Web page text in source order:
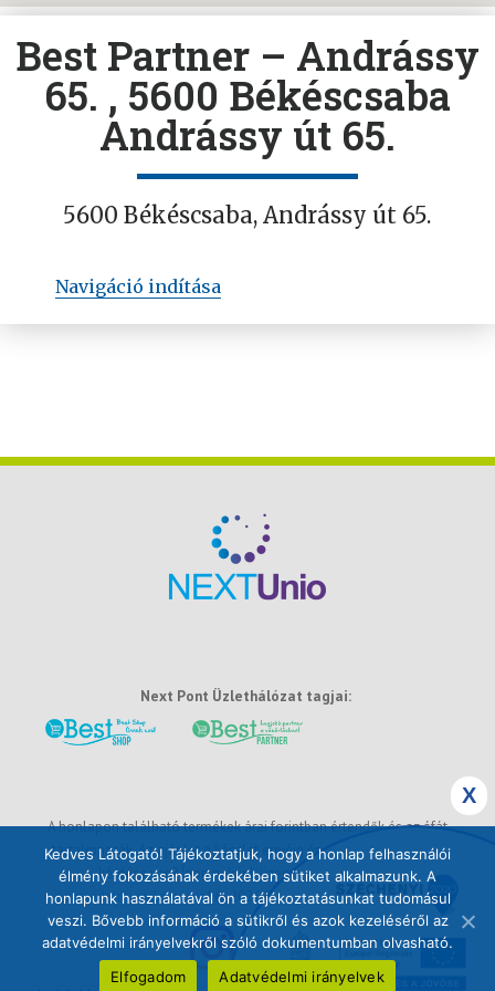
Best Partner – Andrássy
65. , 5600 Békéscsaba
Andrássy út 65.
5600 Békéscsaba, Andrássy út 65.
Navigáció indítása
Next Pont Üzlethálózat tagjai:
A honlapon található termékek árai forintban értendők és az áfát
tartalmazzák. Az ajánlat a készlet erejéig érvényes. Észrevétele,
kérdése van? Írjon nekünk üzenetet,ide kattintva.
Adatvédelmi nyilatkozat| © 2026 Next Unio Magyarország Kft.
Kedves Látogató! Tájékoztatjuk, hogy a honlap felhasználói
élmény fokozásának érdekében sütiket alkalmazunk. A
honlapunk használatával ön a tájékoztatásunkat tudomásul
veszi. Bővebb információ a sütikről és azok kezeléséről az
adatvédelmi irányelvekről szóló dokumentumban olvasható.
Elfogadom
Adatvédelmi irányelvek
X